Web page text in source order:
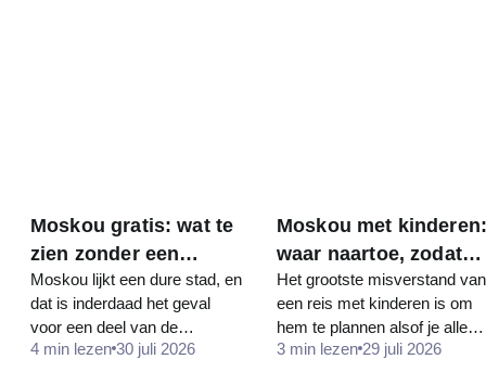
Moskou gratis: wat te
zien zonder een
roebel uit te geven
Moskou lijkt een dure stad, en
dat is inderdaad het geval
voor een deel van de
restaurants en
4 min lezen 30 juli 2026
Moskou met kinderen:
waar naartoe, zodat
iedereen het naar zijn
zin heeft
Het grootste misverstand van
een reis met kinderen is om
hem te plannen alsof je alleen
bent, alleen sneller. Het
3 min lezen 29 juli 2026